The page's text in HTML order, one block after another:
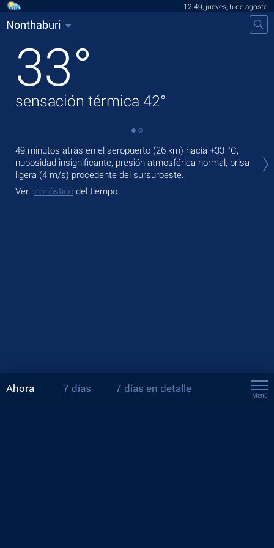
12:49, jueves, 6 de agosto
Nonthaburi
33°
sensación térmica 42°
49 minutos atrás en el aeropuerto (26 km) hacía +33 °C,
nubosidad insignificante, presión atmosférica normal, brisa
ligera (4 m/s) procedente del sursuroeste.
Ver pronóstico del tiempo
Ahora 7 días 7 días en detalle
Menú